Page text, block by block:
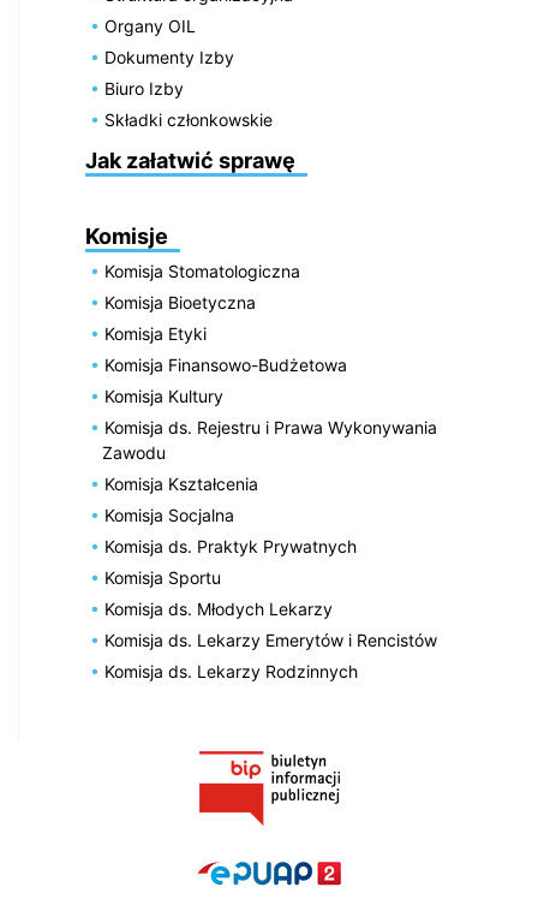
Organy OIL
Dokumenty Izby
Biuro Izby
Składki członkowskie
Jak załatwić sprawę
Komisje
Komisja Stomatologiczna
Komisja Bioetyczna
Komisja Etyki
Komisja Finansowo-Budżetowa
Komisja Kultury
Komisja ds. Rejestru i Prawa Wykonywania
Zawodu
Komisja Kształcenia
Komisja Socjalna
Komisja ds. Praktyk Prywatnych
Komisja Sportu
Komisja ds. Młodych Lekarzy
Komisja ds. Lekarzy Emerytów i Rencistów
Komisja ds. Lekarzy Rodzinnych